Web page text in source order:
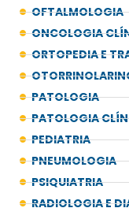
OFTALMOLOGIA
ONCOLOGIA
ORTOPEDIA E
PATOLOGIA
PATOLOGIA
PEDIATRIA
PNEUMOLOGIA
PSIQUIATRIA
RADIOLOGIA E